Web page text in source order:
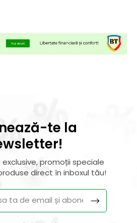
te la
promoții speciale
direct în inboxul tău!